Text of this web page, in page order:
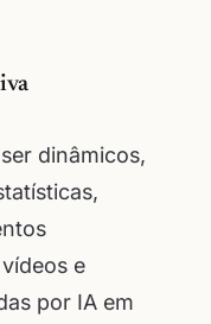
dinâmicos,
e
por IA em